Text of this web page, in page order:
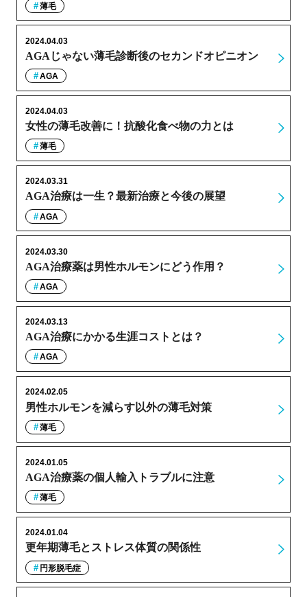
薄毛
AGAじゃない薄毛診断後のセカンドオピニオン
2024.04.03
AGA
女性の薄毛改善に！抗酸化食べ物の力とは
2024.04.03
薄毛
AGA治療は一生？最新治療と今後の展望
2024.03.31
AGA
AGA治療薬は男性ホルモンにどう作用？
2024.03.30
AGA
AGA治療にかかる生涯コストとは？
2024.03.13
AGA
男性ホルモンを減らす以外の薄毛対策
2024.02.05
薄毛
AGA治療薬の個人輸入トラブルに注意
2024.01.05
薄毛
更年期薄毛とストレス体質の関係性
2024.01.04
円形脱毛症